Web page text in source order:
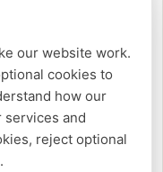
our website work.
cookies to
how our
services and
reject optional